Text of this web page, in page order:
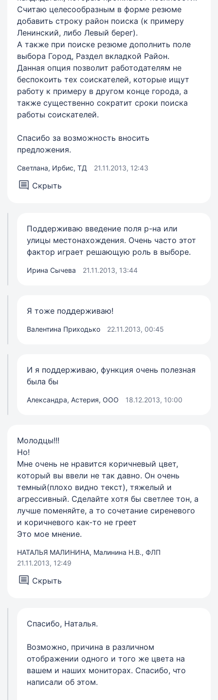
Считаю целесообразным в форме резюме
добавить строку район поиска (к примеру
Ленинский, либо Левый берег).
А также при поиске резюме дополнить поле
выбора Город, Раздел вкладкой Район.
Данная опция позволит работодателям не
беспокоить тех соискателей, которые ищут
работу к примеру в другом конце города, а
также существенно сократит сроки поиска
работы соискателей.
Спасибо за возможность вносить
предложения.
Светлана, Ирбис, ТД 21.11.2013, 12:43
Скрыть
Поддерживаю введение поля р-на или
улицы местонахождения. Очень часто этот
фактор играет решающую роль в выборе.
Ирина Сычева 21.11.2013, 13:44
Я тоже поддерживаю!
Валентина Приходько 22.11.2013, 00:45
И я поддерживаю, функция очень полезная
была бы
Александра, Астерия, ООО 18.12.2013, 10:00
Молодцы!!!
Но!
Мне очень не нравится коричневый цвет,
который вы ввели не так давно. Он очень
темный(плохо видно текст), тяжелый и
агрессивный. Сделайте хотя бы светлее тон, а
лучше поменяйте, а то сочетание сиреневого
и коричневого как-то не греет
Это мое мнение.
НАТАЛЬЯ МАЛИНИНА, Малинина Н.В., ФЛП
21.11.2013, 12:49
Скрыть
Спасибо, Наталья.
Возможно, причина в различном
отображении одного и того же цвета на
вашем и наших мониторах. Спасибо, что
написали об этом.